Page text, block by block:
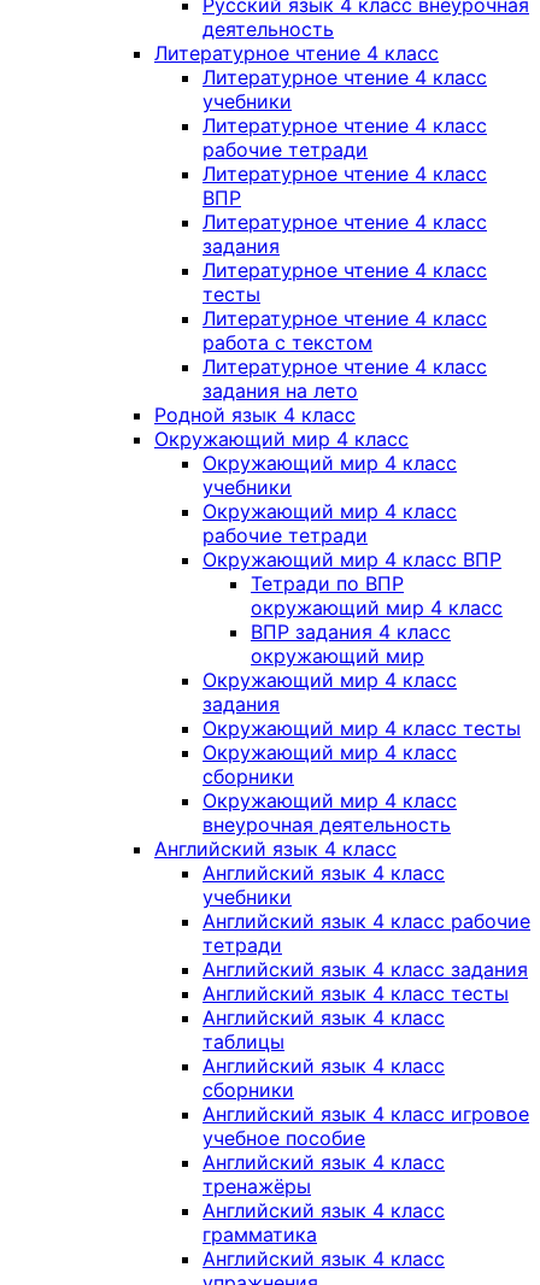
Русский язык 4 класс внеурочная
деятельность
Литературное чтение 4 класс
Литературное чтение 4 класс
учебники
Литературное чтение 4 класс
рабочие тетради
Литературное чтение 4 класс
ВПР
Литературное чтение 4 класс
задания
Литературное чтение 4 класс
тесты
Литературное чтение 4 класс
работа с текстом
Литературное чтение 4 класс
задания на лето
Родной язык 4 класс
Окружающий мир 4 класс
Окружающий мир 4 класс
учебники
Окружающий мир 4 класс
рабочие тетради
Окружающий мир 4 класс ВПР
Тетради по ВПР
окружающий мир 4 класс
ВПР задания 4 класс
окружающий мир
Окружающий мир 4 класс
задания
Окружающий мир 4 класс тесты
Окружающий мир 4 класс
сборники
Окружающий мир 4 класс
внеурочная деятельность
Английский язык 4 класс
Английский язык 4 класс
учебники
Английский язык 4 класс рабочие
тетради
Английский язык 4 класс задания
Английский язык 4 класс тесты
Английский язык 4 класс
таблицы
Английский язык 4 класс
сборники
Английский язык 4 класс игровое
учебное пособие
Английский язык 4 класс
тренажёры
Английский язык 4 класс
грамматика
Английский язык 4 класс